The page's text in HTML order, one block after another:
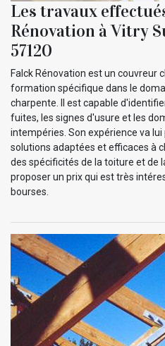
Les travaux
Rénovation à Vitry
57120
Falck Rénovation est un couvreur
formation spécifique dans le
charpente. Il est capable
fuites, les signes d'usure et les
intempéries. Son expérience va
solutions adaptées et efficaces à
des spécificités de la toiture et de
proposer un prix qui est très
bourses.